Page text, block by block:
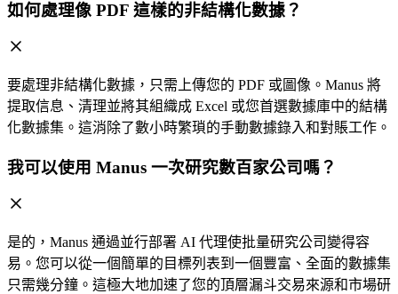
如何處理像 PDF 這樣的非結構化數據？
要處理非結構化數據，只需上傳您的 PDF 或圖像。Manus 將
提取信息、清理並將其組織成 Excel 或您首選數據庫中的結構
化數據集。這消除了數小時繁瑣的手動數據錄入和對賬工作。
我可以使用 Manus 一次研究數百家公司嗎？
是的，Manus 通過並行部署 AI 代理使批量研究公司變得容
易。您可以從一個簡單的目標列表到一個豐富、全面的數據集
只需幾分鐘。這極大地加速了您的頂層漏斗交易來源和市場研